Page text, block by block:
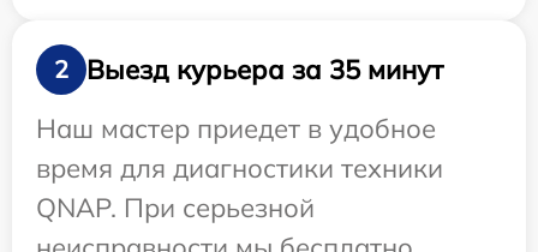
2
Выезд курьера за 35 минут
Наш мастер приедет в удобное
время для диагностики техники
QNAP. При серьезной